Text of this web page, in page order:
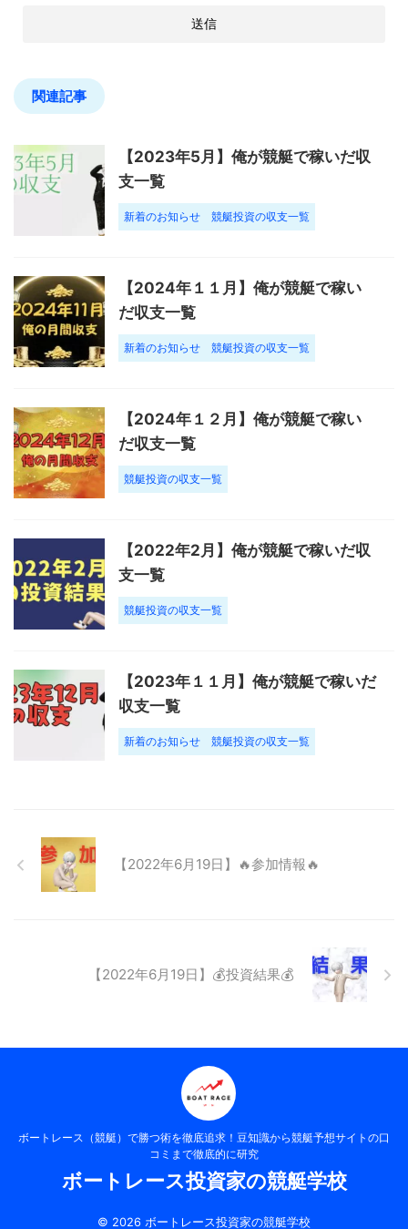
関連記事
【2023年5月】俺が競艇で稼いだ収
支一覧
新着のお知らせ 競艇投資の収支一覧
【2024年１１月】俺が競艇で稼い
だ収支一覧
新着のお知らせ 競艇投資の収支一覧
【2024年１２月】俺が競艇で稼い
だ収支一覧
競艇投資の収支一覧
【2022年2月】俺が競艇で稼いだ収
支一覧
競艇投資の収支一覧
【2023年１１月】俺が競艇で稼いだ
収支一覧
新着のお知らせ 競艇投資の収支一覧
【2022年6月19日】🔥参加情報🔥
【2022年6月19日】💰投資結果💰
ボートレース（競艇）で勝つ術を徹底追求！豆知識から競艇予想サイトの口
コミまで徹底的に研究
ボートレース投資家の競艇学校
© 2026 ボートレース投資家の競艇学校